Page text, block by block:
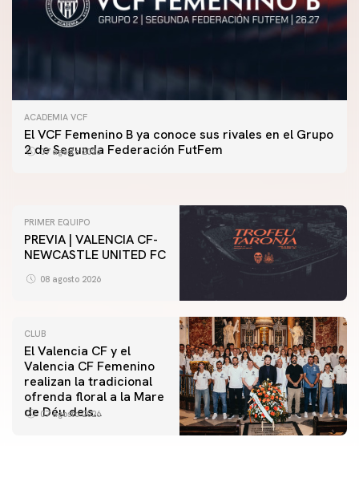
ACADEMIA VCF
El VCF Femenino B ya conoce sus rivales en el Grupo
2 de Segunda Federación FutFem
07 agosto 2026
PRIMER EQUIPO
ENTRENAMIENTO DEL VALENCIA CF 7/8/2026
PRIMER EQUIPO
PREVIA | VALENCIA CF-
NEWCASTLE UNITED FC
08 agosto 2026
CLUB
El Valencia CF y el
Valencia CF Femenino
realizan la tradicional
ofrenda floral a la Mare
de Déu dels
07 agosto 2026